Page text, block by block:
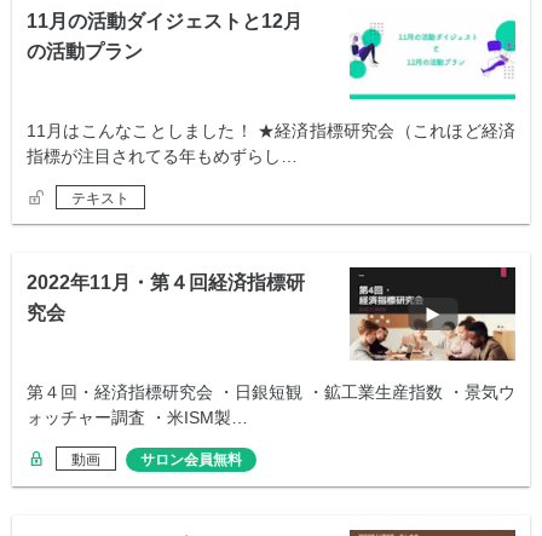
11月の活動ダイジェストと12月
の活動プラン
11月はこんなことしました！ ★経済指標研究会（これほど経済
指標が注目されてる年もめずらし…
テキスト
2022年11月・第４回経済指標研
究会
第４回・経済指標研究会 ・日銀短観 ・鉱工業生産指数 ・景気ウ
ォッチャー調査 ・米ISM製…
動画 サロン会員無料